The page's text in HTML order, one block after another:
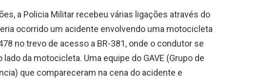
a Policia Militar recebeu várias ligações através do
ocorrido um acidente envolvendo uma motocicleta
no trevo de acesso a BR-381, onde o condutor se
da motocicleta. Uma equipe do GAVE (Grupo de
que compareceram na cena do acidente e